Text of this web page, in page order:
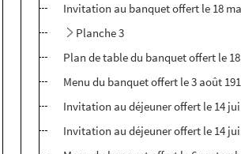
Invitation au banquet offert le 18
Planche 3
Plan de table du banquet offert le
Menu du banquet offert le 3 août
Invitation au déjeuner offert le 14
Invitation au déjeuner offert le 14